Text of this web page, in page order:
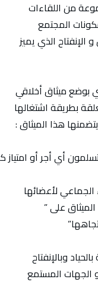
من اللقاءات
المجتمع
الإنفتاح الذي يميز
بوضع ميثاق أخلاقي
بطريقة اشتغالها
هذا الميثاق :
أي أجر أو امتياز
لأعضائها
على ”
وبالإنفتاح
الجهات المستمع